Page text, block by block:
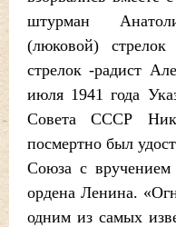
штурман
(люковой)
стрелок -радист
июля 1941 года
Совета СССР
посмертно был
Союза с вручением
ордена Ленина.
одним из самых